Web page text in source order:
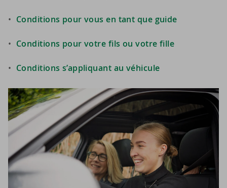
Conditions pour vous en tant que guide
Conditions pour votre fils ou votre fille
Conditions s’appliquant au véhicule